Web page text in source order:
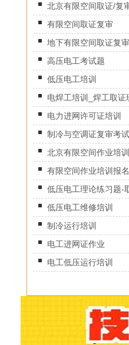
北京有限空间取证/复
有限空间取证复审
地下有限空间取证复
高压电工考试题
低压电工培训
电焊工培训_焊工取证
电力进网许可证培训
制冷与空调证复审考
北京有限空间作业培
有限空间作业培训报
低压电工理论练习题-
低压电工维修培训
制冷运行培训
电工进网证作业
电工低压运行培训